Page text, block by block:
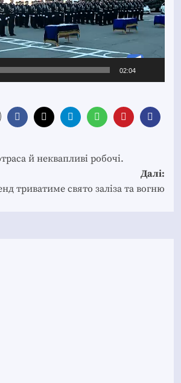
02:04
й неквапливі робочі.
Далі:
триватиме свято заліза та вогню